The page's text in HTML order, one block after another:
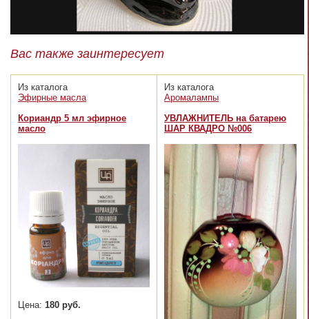
Вас также заинтересует
Из каталога
Эфирные масла
Кориандр 5 мл эфирное
масло
Цена: 180 руб.
Из каталога
Аромалампы
УВЛАЖНИТЕЛЬ на батарею
ШАР КВАДРО №006